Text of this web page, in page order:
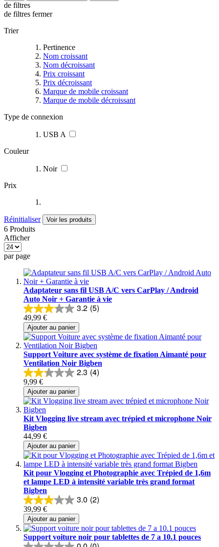
de filtres
de filtres fermer
Trier
Pertinence
Nom croissant
Nom décroissant
Prix croissant
Prix décroissant
Marque de mobile croissant
Marque de mobile décroissant
Type de connexion
USB A
Couleur
Noir
Prix
Réinitialiser Voir les produits
6 Produits
Afficher
par page
Adaptateur sans fil USB A/C vers CarPlay / Android
Auto Noir + Garantie à vie
3.2 (5)
49,99 €
Ajouter au panier
Support Voiture avec système de fixation Aimanté pour
Ventilation Noir Bigben
2.3 (4)
9,99 €
Ajouter au panier
Kit Vlogging live stream avec trépied et microphone Noir
Bigben
44,99 €
Ajouter au panier
Kit pour Vlogging et Photographie avec Trépied de 1,6m
et lampe LED à intensité variable très grand format
Bigben
3.0 (2)
39,99 €
Ajouter au panier
Support voiture noir pour tablettes de 7 a 10.1 pouces